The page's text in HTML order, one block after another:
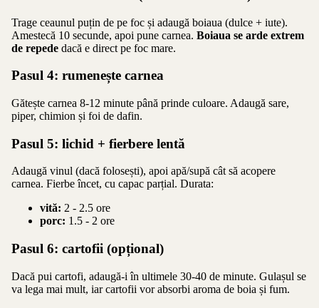
Trage ceaunul puțin de pe foc și adaugă boiaua (dulce + iute).
Amestecă 10 secunde, apoi pune carnea. Boiaua se arde extrem
de repede dacă e direct pe foc mare.
Pasul 4: rumenește carnea
Gătește carnea 8-12 minute până prinde culoare. Adaugă sare,
piper, chimion și foi de dafin.
Pasul 5: lichid + fierbere lentă
Adaugă vinul (dacă folosești), apoi apă/supă cât să acopere
carnea. Fierbe încet, cu capac parțial. Durata:
vită: 2 - 2.5 ore
porc: 1.5 - 2 ore
Pasul 6: cartofii (opțional)
Dacă pui cartofi, adaugă-i în ultimele 30-40 de minute. Gulașul se
va lega mai mult, iar cartofii vor absorbi aroma de boia și fum.